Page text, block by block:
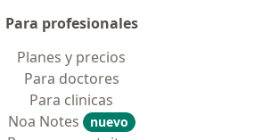
Para profesionales
Planes y precios
Para doctores
Para clinicas
Noa Notes
nuevo